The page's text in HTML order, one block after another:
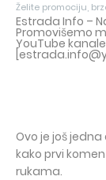
Želite promociju,
Estrada Info –
Promovišemo
YouTube
Ovo je još
kako prvi
rukama.